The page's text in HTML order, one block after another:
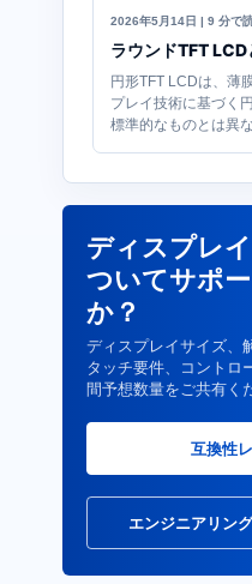
2026年5月14日 | 9 分で
ラウンドTFT LCD
円形TFT LCDは、薄
プレイ技術に基づく
標準的なものとは異
ディスプレ
ついてサポ
か？
ディスプレイサイズ、
タッチ要件、コントロ
間予想数量をご共有く
互換性
エンジニアリン